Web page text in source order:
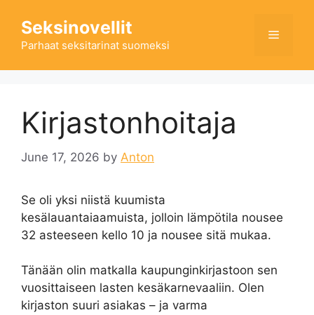
content
Seksinovellit
Parhaat seksitarinat suomeksi
Menu
Kirjastonhoitaja
June 17, 2026 by Anton
Se oli yksi niistä kuumista
kesälauantaiaamuista, jolloin lämpötila nousee
32 asteeseen kello 10 ja nousee sitä mukaa.
Tänään olin matkalla kaupunginkirjastoon sen
vuosittaiseen lasten kesäkarnevaaliin. Olen
kirjaston suuri asiakas – ja varma